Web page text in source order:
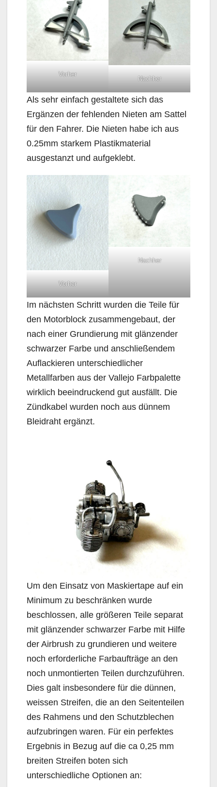
Vorher
Nachher
Als sehr einfach gestaltete sich das
Ergänzen der fehlenden Nieten am Sattel
für den Fahrer. Die Nieten habe ich aus
0.25mm starkem Plastikmaterial
ausgestanzt und aufgeklebt.
Vorher
Nachher
Im nächsten Schritt wurden die Teile für
den Motorblock zusammengebaut, der
nach einer Grundierung mit glänzender
schwarzer Farbe und anschließendem
Auflackieren unterschiedlicher
Metallfarben aus der Vallejo Farbpalette
wirklich beeindruckend gut ausfällt. Die
Zündkabel wurden noch aus dünnem
Bleidraht ergänzt.
Um den Einsatz von Maskiertape auf ein
Minimum zu beschränken wurde
beschlossen, alle größeren Teile separat
mit glänzender schwarzer Farbe mit Hilfe
der Airbrush zu grundieren und weitere
noch erforderliche Farbaufträge an den
noch unmontierten Teilen durchzuführen.
Dies galt insbesondere für die dünnen,
weissen Streifen, die an den Seitenteilen
des Rahmens und den Schutzblechen
aufzubringen waren. Für ein perfektes
Ergebnis in Bezug auf die ca 0,25 mm
breiten Streifen boten sich
unterschiedliche Optionen an: